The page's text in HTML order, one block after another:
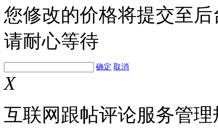
您修改的价格将提交至
请耐心等待
确定 取消
X
互联网跟帖评论服务管理